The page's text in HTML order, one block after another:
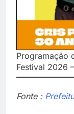
Programação
Festival 2026
Fonte :